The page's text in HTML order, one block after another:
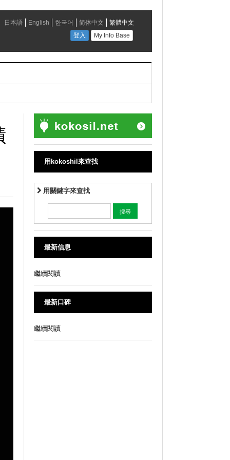
用kokoshil來查找
用關鍵字來查找
最新信息
繼續閱讀
最新口碑
繼續閱讀